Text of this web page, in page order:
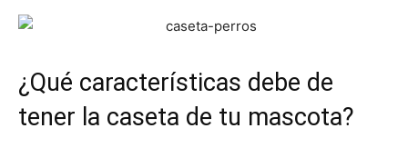
de
Perros
¿Qué características debe de
tener la caseta de tu mascota?